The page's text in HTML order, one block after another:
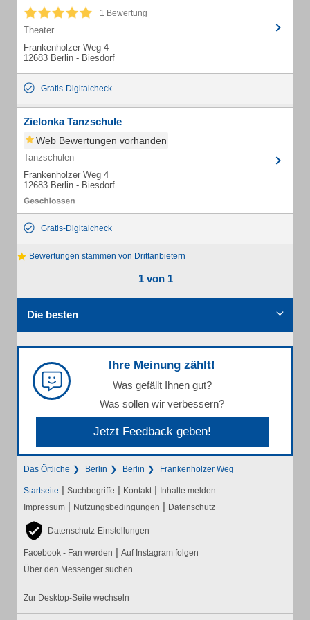
1 Bewertung
Theater
Frankenholzer Weg 4
12683 Berlin - Biesdorf
Gratis-Digitalcheck
Zielonka Tanzschule
Web Bewertungen vorhanden
Tanzschulen
Frankenholzer Weg 4
12683 Berlin - Biesdorf
Gratis-Digitalcheck
Bewertungen stammen von Drittanbietern
1 von 1
Die besten
Ihre Meinung zählt!
Was gefällt Ihnen gut?
Was sollen wir verbessern?
Jetzt Feedback geben!
Das Örtliche Berlin Berlin Frankenholzer Weg
Startseite | Suchbegriffe | Kontakt | Inhalte melden
Impressum | Nutzungsbedingungen | Datenschutz
Datenschutz-Einstellungen
Facebook - Fan werden | Auf Instagram folgen
Über den Messenger suchen
Zur Desktop-Seite wechseln